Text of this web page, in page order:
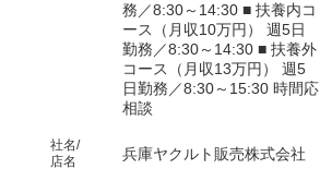
務／8:30～14:30 ■ 扶養内コ
ース（月収10万円） 週5日
勤務／8:30～14:30 ■ 扶養外
コース（月収13万円） 週5
日勤務／8:30～15:30 時間応
相談
社名/
店名
兵庫ヤクルト販売株式会社